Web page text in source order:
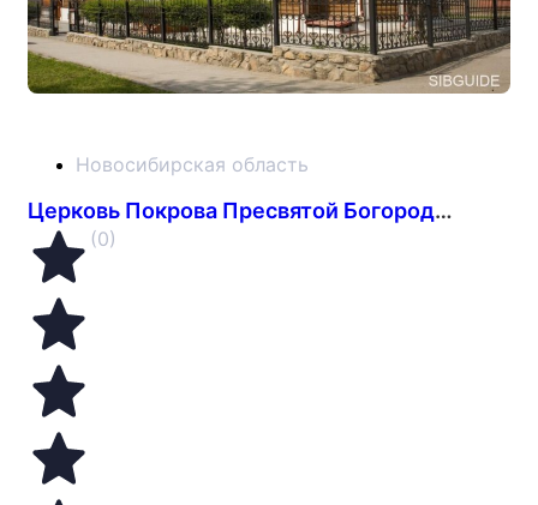
Новосибирская область
Церковь Покрова Пресвятой Богородицы
(0)